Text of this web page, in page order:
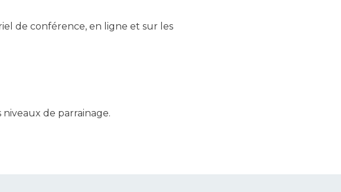
de conférence, en ligne et sur les
de parrainage.